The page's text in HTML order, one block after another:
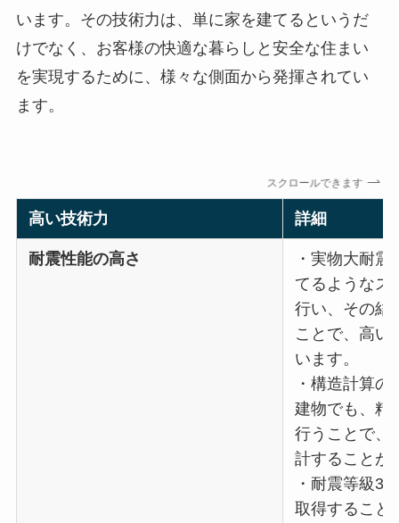
います。その技術力は、単に家を建てるというだ
けでなく、お客様の快適な暮らしと安全な住まい
を実現するために、様々な側面から発揮されてい
ます。
スクロールできます
高い技術力 詳細
耐震性能の高さ
・実物大耐
てるようなス
行い、その結
ことで、高い
います。
・構造計算
建物でも、精
行うことで、
計することが
・耐震等級3
取得すること